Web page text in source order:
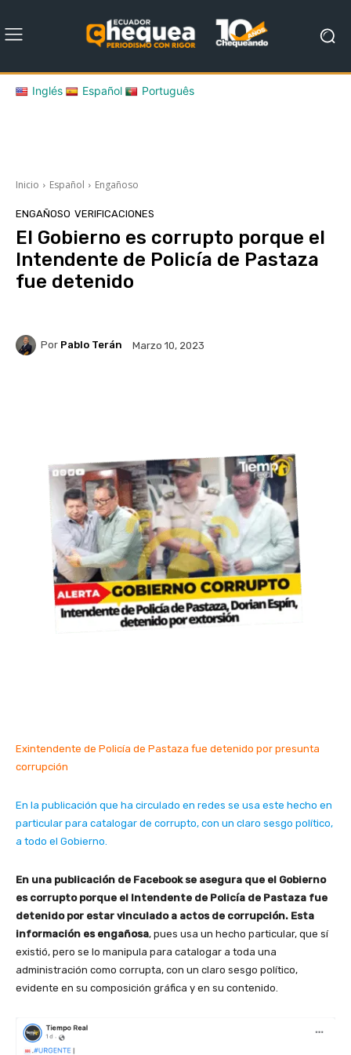
Inglés Español Português
Inicio Español Engañoso
ENGAÑOSO VERIFICACIONES
El Gobierno es corrupto porque el
Intendente de Policía de Pastaza
fue detenido
Por Pablo Terán Marzo 10, 2023
Exintendente de Policía de Pastaza fue detenido por presunta
corrupción
En la publicación que ha circulado en redes se usa este hecho en
particular para catalogar de corrupto, con un claro sesgo político,
a todo el Gobierno.
En una publicación de Facebook se asegura que el Gobierno
es corrupto porque el Intendente de Policía de Pastaza fue
detenido por estar vinculado a actos de corrupción. Esta
información es engañosa, pues usa un hecho particular, que sí
existió, pero se lo manipula para catalogar a toda una
administración como corrupta, con un claro sesgo político,
evidente en su composición gráfica y en su contenido.